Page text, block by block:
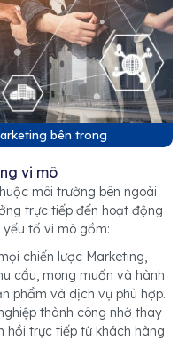
bên trong
vi mô
môi trường bên ngoài
trực tiếp đến hoạt động
yếu tố vi mô gồm:
chiến lược Marketing,
cầu, mong muốn và hành
phẩm và dịch vụ phù hợp.
thành công nhờ thay
hồi trực tiếp từ khách hàng